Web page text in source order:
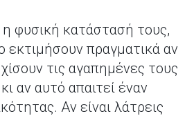
η φυσική κατάστασή τους,
εκτιμήσουν πραγματικά αν
τις αγαπημένες τους
αν αυτό απαιτεί έναν
Αν είναι λάτρεις